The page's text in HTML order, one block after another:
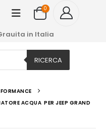
0
in Italia
RICERCA
ACQUA PER JEEP GRAND